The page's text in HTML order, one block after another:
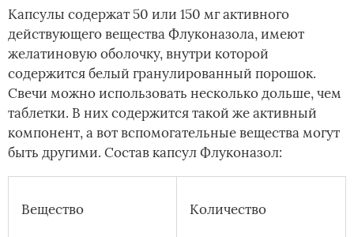
Капсулы содержат 50 или 150 мг активного
действующего вещества Флуконазола, имеют
желатиновую оболочку, внутри которой
содержится белый гранулированный порошок.
Свечи можно использовать несколько дольше, чем
таблетки. В них содержится такой же активный
компонент, а вот вспомогательные вещества могут
быть другими. Состав капсул Флуконазол:
Вещество Количество